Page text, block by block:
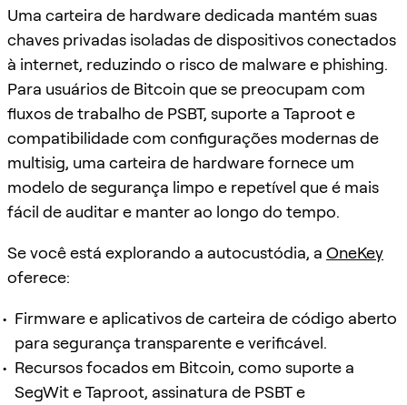
Uma carteira de hardware dedicada mantém suas
chaves privadas isoladas de dispositivos conectados
à internet, reduzindo o risco de malware e phishing.
Para usuários de Bitcoin que se preocupam com
fluxos de trabalho de PSBT, suporte a Taproot e
compatibilidade com configurações modernas de
multisig, uma carteira de hardware fornece um
modelo de segurança limpo e repetível que é mais
fácil de auditar e manter ao longo do tempo.
Se você está explorando a autocustódia, a OneKey
oferece:
Firmware e aplicativos de carteira de código aberto
para segurança transparente e verificável.
Recursos focados em Bitcoin, como suporte a
SegWit e Taproot, assinatura de PSBT e